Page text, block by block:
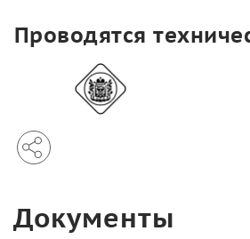
Проводятся
Документы